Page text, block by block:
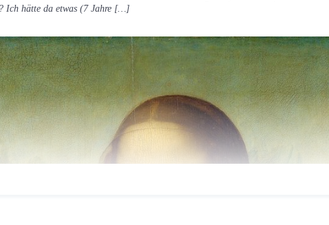
Ich hätte da etwas (7 Jahre […]